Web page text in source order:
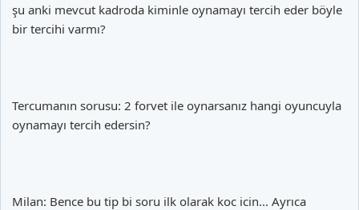
şu anki mevcut kadroda kiminle oynamayı tercih eder böyle
bir tercihi varmı?
Tercumanın sorusu: 2 forvet ile oynarsanız hangi oyuncuyla
oynamayı tercih edersin?
Milan: Bence bu tip bi soru ilk olarak koc icin... Ayrıca